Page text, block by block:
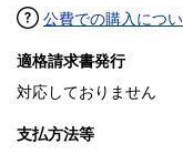
公費での購入につ
適格請求書発行
対応しておりません
支払方法等